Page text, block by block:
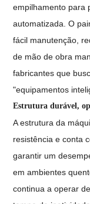
empilhamento para
automatizada. O
fácil manutenção,
de mão de obra
fabricantes que
"equipamentos
Estrutura durável,
A estrutura da
resistência e conta
garantir um
em ambientes
continua a operar